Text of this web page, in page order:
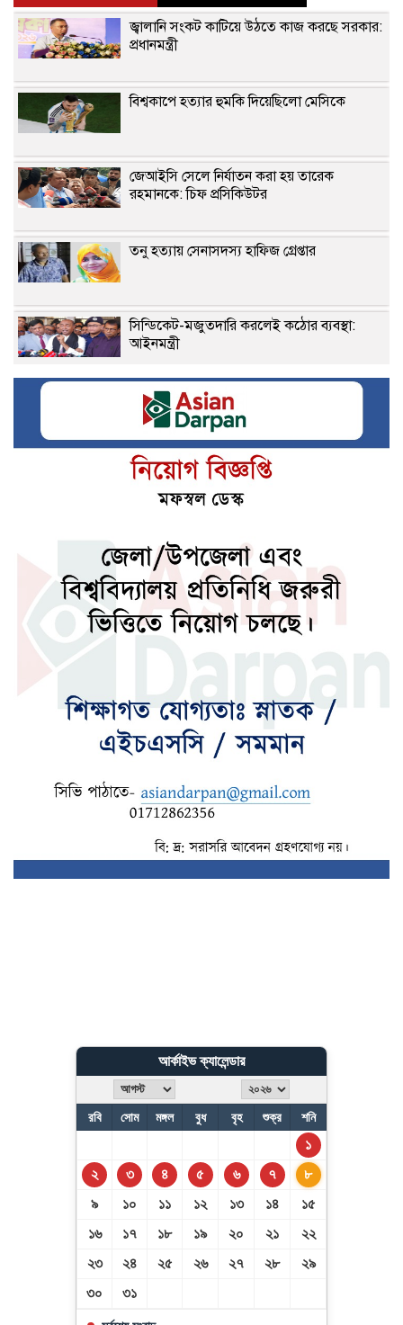
জ্বালানি সংকট কাটিয়ে উঠতে কাজ করছে সরকার:
প্রধানমন্ত্রী
বিশ্বকাপে হত্যার হুমকি দিয়েছিলো মেসিকে
জেআইসি সেলে নির্যাতন করা হয় তারেক
রহমানকে: চিফ প্রসিকিউটর
তনু হত্যায় সেনাসদস্য হাফিজ গ্রেপ্তার
সিন্ডিকেট-মজুতদারি করলেই কঠোর ব্যবস্থা:
আইনমন্ত্রী
চিকিৎসক সমাবেশের উদ্বোধন করেছেন প্রধানমন্ত্রী
মশা ঠেকাতে মশাকেই কাজে লাগাচ্ছে যুক্তরাষ্ট্র
চার বিভাগে বজ্রসহ বৃষ্টির সম্ভবনা
ভারত-চীনের ওপর ১০০ শতাংশ শুল্ক আরোপ
বিল পাস
আবারও বাড়ানো হয়েছে সোনার দাম
আর্কাইভ ক্যালেন্ডার
রবি সোম মঙ্গল বুধ বৃহ শুক্র শনি
১
২
৩ ৪ ৫ ৬ ৭
৮
৯
১০ ১১ ১২ ১৩ ১৪
১৫
১৬
১৭ ১৮ ১৯ ২০ ২১
২২
২৩
২৪ ২৫ ২৬ ২৭ ২৮
২৯
৩০
৩১